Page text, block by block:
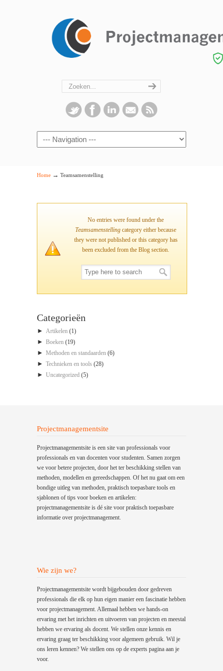
Navigation
Home → Teamsamenstelling
No entries were found under the
Teamsamenstelling category either because
they were not published or this category has
been excluded from the Blog section.
Categorieën
► Artikelen (1)
► Boeken (19)
► Methoden en standaarden (6)
► Technieken en tools (28)
► Uncategorized (5)
Projectmanagementsite
Projectmanagementsite is een site van professionals voor
professionals en van docenten voor studenten. Samen zorgen
we voor betere projecten, door het ter beschikking stellen van
methoden, modellen en gereedschappen. Of het nu gaat om een
bondige uitleg van methoden, praktisch toepasbare tools en
sjablonen of tips voor boeken en artikelen:
projectmanagementsite is dé site voor praktisch toepasbare
informatie over projectmanagement.
Wie zijn we?
Projectmanagementsite wordt bijgebouden door gedreven
professionals die elk op hun eigen manier een fascinatie hebben
voor projectmanagement. Allemaal hebben we hands-on
ervaring met het inrichten en uitvoeren van projecten en meestal
hebben we ervaring als docent. We stellen onze kennis en
ervaring graag ter beschikking voor algemeen gebruik. Wil je
ons leren kennen? We stellen ons op de experts pagina aan je
voor.